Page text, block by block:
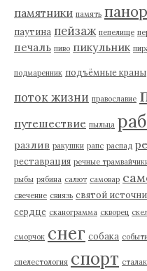
памятники память
паутина пейзаж пепелище
печаль пиво пикульник
подмаренник подъёмные краны
поток жизни православие
путешествие пыльца
разлив ракушки рапс распад
реставрация речные
рыбы рябина салют самовар
свечение свиязь святой
сердце сканограмма скворец
сморчок снег собака
спелестология спорт